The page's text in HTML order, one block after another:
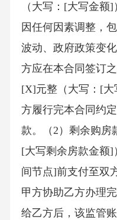
（大写：[大写金额
因任何因素调整，
波动、政府政策变
方应在本合同签订
[X]元整（大写：[大
方履行完本合同约
款。（2）剩余购房
[大写剩余房款金额
间节点]前支付至双
甲方协助乙方办理
给乙方后，该监管